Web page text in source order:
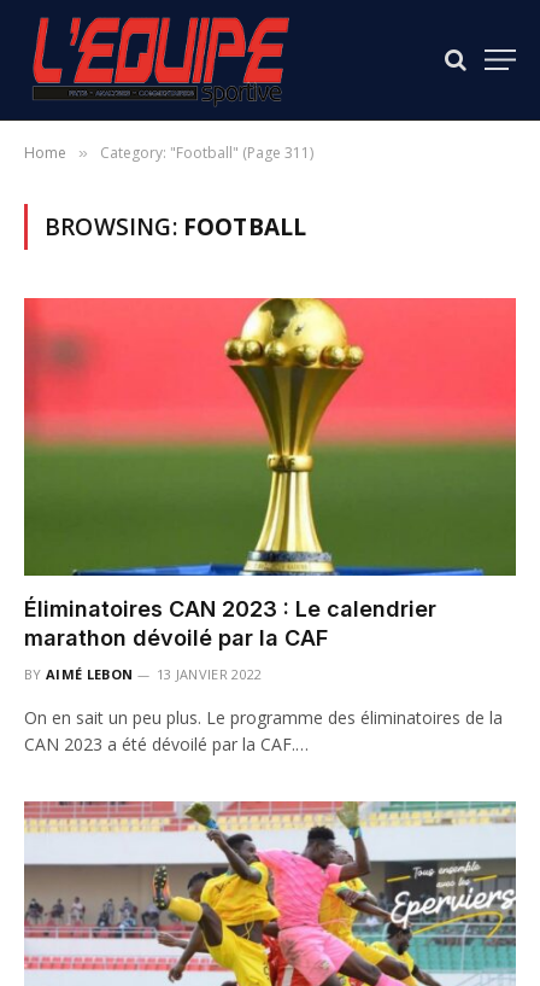
Home » Category: "Football" (Page 311)
BROWSING: FOOTBALL
Éliminatoires CAN 2023 : Le calendrier
marathon dévoilé par la CAF
BY AIMÉ LEBON 13 JANVIER 2022
On en sait un peu plus. Le programme des éliminatoires de la
CAN 2023 a été dévoilé par la CAF.…